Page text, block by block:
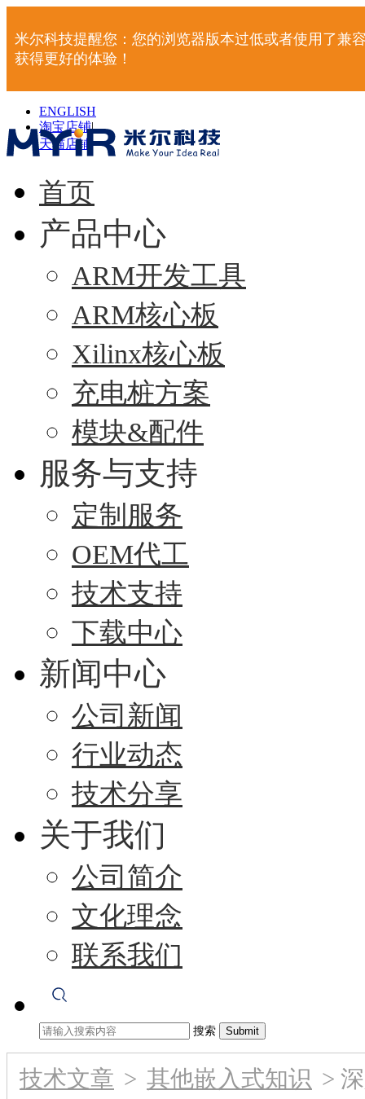
米尔科技提醒您：您的浏览器版本过低或者使用了兼
获得更好的体验！
ENGLISH
淘宝店铺|
天猫店铺 |
首页
产品中心
ARM开发工具
ARM核心板
Xilinx核心板
充电桩方案
模块&配件
服务与支持
定制服务
OEM代工
技术支持
下载中心
新闻中心
公司新闻
行业动态
技术分享
关于我们
公司简介
文化理念
联系我们
搜索
技术文章 > 其他嵌入式知识 >